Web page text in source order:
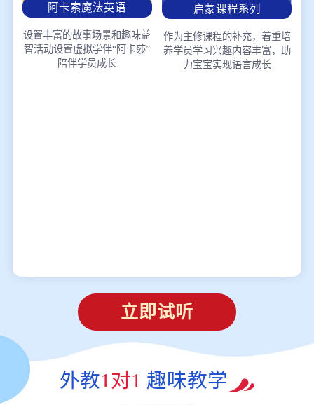
阿卡索魔法英语
设置丰富的故事场景和趣味益
智活动设置虚拟学伴“阿卡莎”
陪伴学员成长
启蒙课程系列
作为主修课程的补充，着重培
养学员学习兴趣内容丰富，助
力宝宝实现语言成长
立即试听
外教1对1 趣味教学